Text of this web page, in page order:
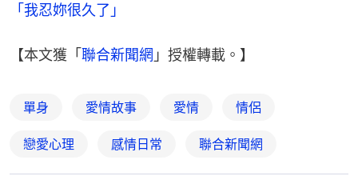
「我忍妳很久了」
【本文獲「聯合新聞網 」授權轉載。】
單身 愛情故事 愛情 情侶
戀愛心理 感情日常 聯合新聞網